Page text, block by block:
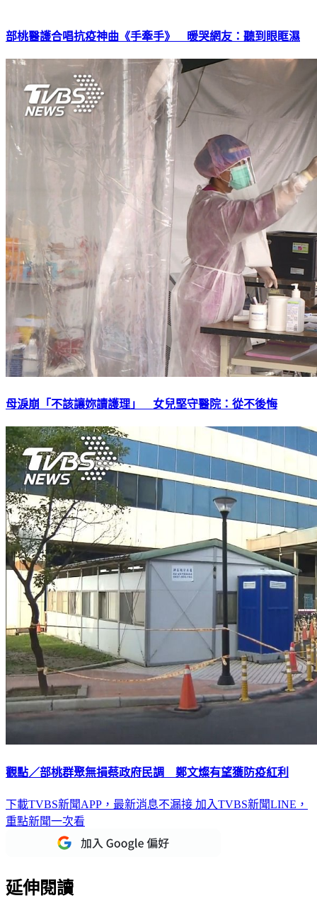
部桃醫護合唱抗疫神曲《手牽手》 暖哭網友：聽到眼眶濕
母淚崩「不該讓妳讀護理」 女兒堅守醫院：從不後悔
觀點／部桃群聚無損蔡政府民調 鄭文燦有望獲防疫紅利
下載TVBS新聞APP，最新消息不漏接 加入TVBS新聞LINE，
重點新聞一次看
延伸閱讀